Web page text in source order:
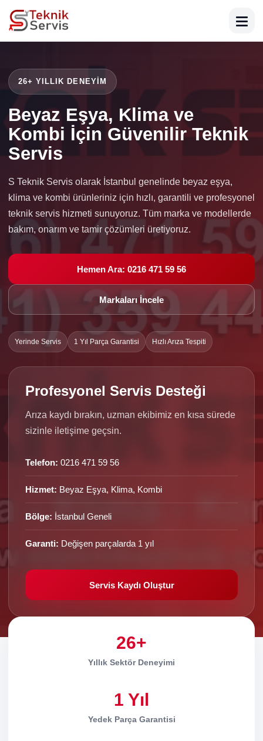
26+ YILLIK DENEYIM
Beyaz Eşya, Klima ve
Kombi İçin Güvenilir Teknik
Servis
S Teknik Servis olarak İstanbul genelinde beyaz eşya,
klima ve kombi ürünleriniz için hızlı, garantili ve profesyonel
teknik servis hizmeti sunuyoruz. Tüm marka ve modellerde
bakım, onarım ve tamir çözümleri üretiyoruz.
Hemen Ara: 0216 471 59 56
Markaları İncele
Yerinde Servis 1 Yıl Parça Garantisi Hızlı Arıza Tespiti
Profesyonel Servis Desteği
Arıza kaydı bırakın, uzman ekibimiz en kısa sürede
sizinle iletişime geçsin.
Telefon: 0216 471 59 56
Hizmet: Beyaz Eşya, Klima, Kombi
Bölge: İstanbul Geneli
Garanti: Değişen parçalarda 1 yıl
Servis Kaydı Oluştur
26+
Yıllık Sektör Deneyimi
1 Yıl
Yedek Parça Garantisi